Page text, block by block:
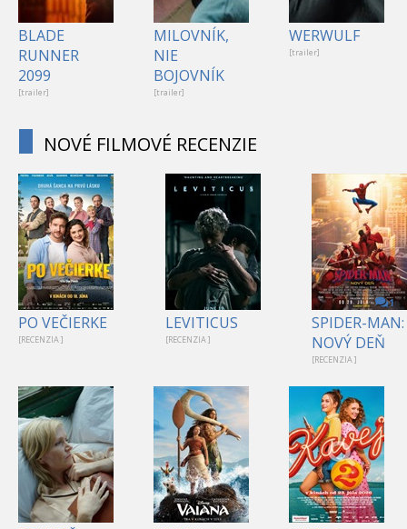
BLADE
RUNNER
2099
[trailer]
MILOVNÍK,
NIE
BOJOVNÍK
[trailer]
WERWULF
[trailer]
NOVÉ FILMOVÉ RECENZIE
PO VEČIERKE
[RECENZIA ]
LEVITICUS
[RECENZIA ]
1
SPIDER-MAN:
NOVÝ DEŇ
[RECENZIA ]